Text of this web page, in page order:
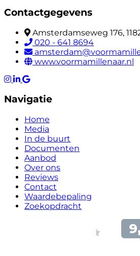
Contactgegevens
Amsterdamseweg 176,
020 - 641 8694
www.voormamillenaar.nl
Navigatie
Home
Media
In de buurt
Documenten
Aanbod
Over ons
Reviews
Contact
Waardebepaling
Zoekopdracht